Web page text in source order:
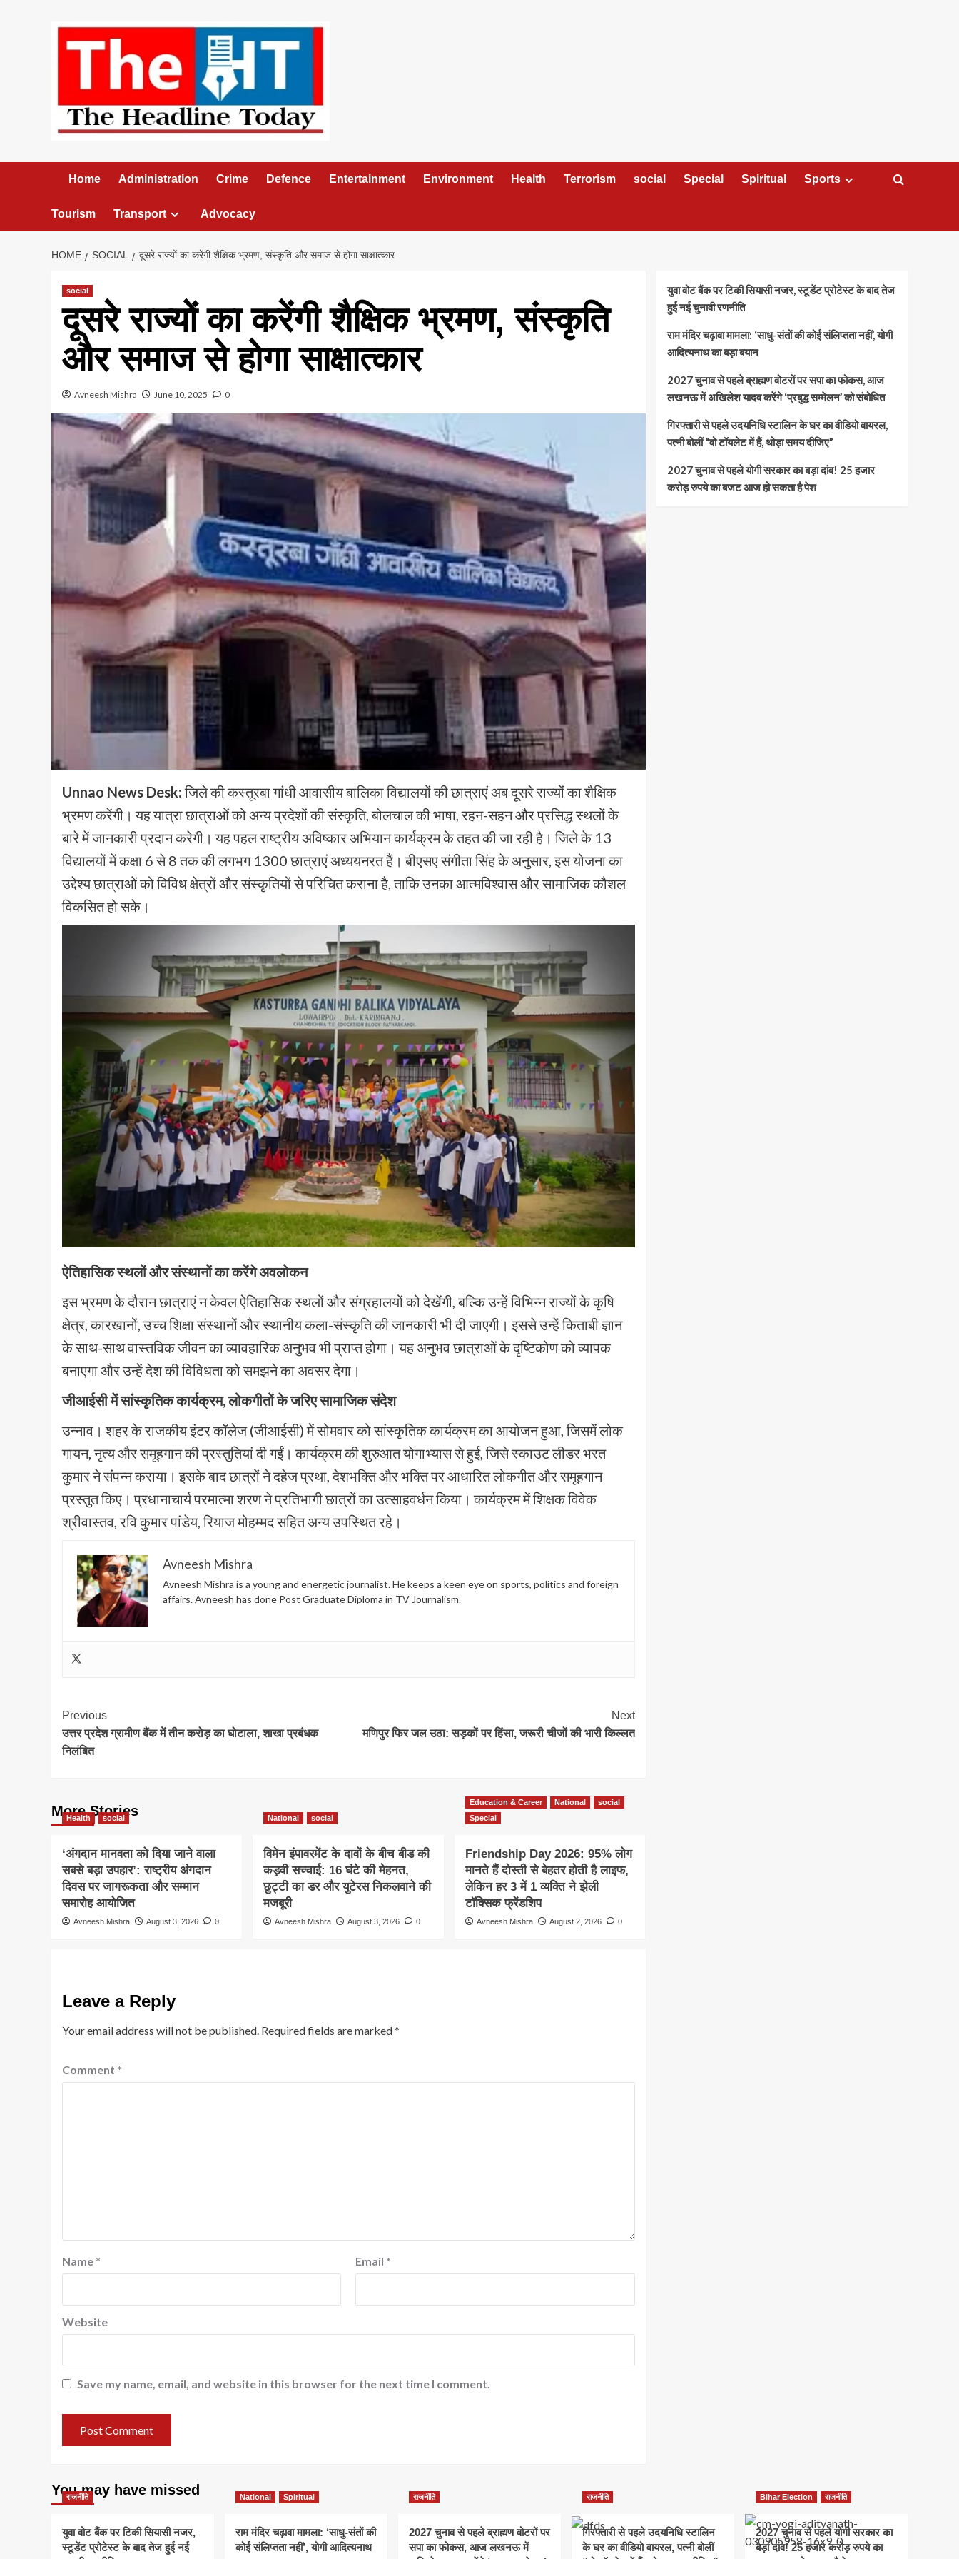
Home Administration Crime Defence Entertainment Environment Health Terrorism social Special Spiritual Sports
Tourism Transport Advocacy
HOME SOCIAL दूसरे राज्यों का करेंगी शैक्षिक भ्रमण, संस्कृति और समाज से होगा साक्षात्कार
social
दूसरे राज्यों का करेंगी शैक्षिक भ्रमण, संस्कृति
और समाज से होगा साक्षात्कार
Avneesh Mishra June 10, 2025 0
Unnao News Desk:जिले की कस्तूरबा गांधी आवासीय बालिका विद्यालयों की छात्राएं अब दूसरे राज्यों का शैक्षिक
भ्रमण करेंगी। यह यात्रा छात्राओं को अन्य प्रदेशों की संस्कृति, बोलचाल की भाषा, रहन-सहन और प्रसिद्ध स्थलों के
बारे में जानकारी प्रदान करेगी। यह पहल राष्ट्रीय अविष्कार अभियान कार्यक्रम के तहत की जा रही है। जिले के 13
विद्यालयों में कक्षा 6 से 8 तक की लगभग 1300 छात्राएं अध्ययनरत हैं। बीएसए संगीता सिंह के अनुसार, इस योजना का
उद्देश्य छात्राओं को विविध क्षेत्रों और संस्कृतियों से परिचित कराना है, ताकि उनका आत्मविश्वास और सामाजिक कौशल
विकसित हो सके।
ऐतिहासिक स्थलों और संस्थानों का करेंगे अवलोकन
इस भ्रमण के दौरान छात्राएं न केवल ऐतिहासिक स्थलों और संग्रहालयों को देखेंगी, बल्कि उन्हें विभिन्न राज्यों के कृषि
क्षेत्र, कारखानों, उच्च शिक्षा संस्थानों और स्थानीय कला-संस्कृति की जानकारी भी दी जाएगी। इससे उन्हें किताबी ज्ञान
के साथ-साथ वास्तविक जीवन का व्यावहारिक अनुभव भी प्राप्त होगा। यह अनुभव छात्राओं के दृष्टिकोण को व्यापक
बनाएगा और उन्हें देश की विविधता को समझने का अवसर देगा।
जीआईसी में सांस्कृतिक कार्यक्रम, लोकगीतों के जरिए सामाजिक संदेश
उन्नाव। शहर के राजकीय इंटर कॉलेज (जीआईसी) में सोमवार को सांस्कृतिक कार्यक्रम का आयोजन हुआ, जिसमें लोक
गायन, नृत्य और समूहगान की प्रस्तुतियां दी गईं। कार्यक्रम की शुरुआत योगाभ्यास से हुई, जिसे स्काउट लीडर भरत
कुमार ने संपन्न कराया। इसके बाद छात्रों ने दहेज प्रथा, देशभक्ति और भक्ति पर आधारित लोकगीत और समूहगान
प्रस्तुत किए। प्रधानाचार्य परमात्मा शरण ने प्रतिभागी छात्रों का उत्साहवर्धन किया। कार्यक्रम में शिक्षक विवेक
श्रीवास्तव, रवि कुमार पांडेय, रियाज मोहम्मद सहित अन्य उपस्थित रहे।
Avneesh Mishra
Avneesh Mishra is a young and energetic journalist. He keeps a keen eye on sports, politics and foreign
affairs. Avneesh has done Post Graduate Diploma in TV Journalism.
Post
Navigation
Previous
उत्तर प्रदेश ग्रामीण बैंक में तीन करोड़ का घोटाला, शाखा प्रबंधक
निलंबित
Next
मणिपुर फिर जल उठा: सड़कों पर हिंसा, जरूरी चीजों की भारी किल्लत
More Stories
Health social
‘अंगदान मानवता को दिया जाने वाला
सबसे बड़ा उपहार’: राष्ट्रीय अंगदान
दिवस पर जागरूकता और सम्मान
समारोह आयोजित
Avneesh Mishra August 3, 2026 0
National social
विमेन इंपावरमेंट के दावों के बीच बीड की
कड़वी सच्चाई: 16 घंटे की मेहनत,
छुट्टी का डर और युटेरस निकलवाने की
मजबूरी
Avneesh Mishra August 3, 2026 0
Education & Career National
social
Special
Friendship Day 2026: 95% लोग
मानते हैं दोस्ती से बेहतर होती है लाइफ,
लेकिन हर 3 में 1 व्यक्ति ने झेली
टॉक्सिक फ्रेंडशिप
Avneesh Mishra August 2, 2026 0
Leave a Reply
Your email address will not be published. Required fields are marked*
Comment *
Name * Email *
Website
Save my name, email, and website in this browser for the next time I comment.
युवा वोट बैंक पर टिकी सियासी नजर, स्टूडेंट प्रोटेस्ट के बाद तेज
हुई नई चुनावी रणनीति
राम मंदिर चढ़ावा मामला: ‘साधु-संतों की कोई संलिप्तता नहीं’, योगी
आदित्यनाथ का बड़ा बयान
2027 चुनाव से पहले ब्राह्मण वोटरों पर सपा का फोकस, आज
लखनऊ में अखिलेश यादव करेंगे ‘प्रबुद्ध सम्मेलन’ को संबोधित
गिरफ्तारी से पहले उदयनिधि स्टालिन के घर का वीडियो वायरल,
पत्नी बोलीं “वो टॉयलेट में हैं, थोड़ा समय दीजिए”
2027 चुनाव से पहले योगी सरकार का बड़ा दांव! 25 हजार
करोड़ रुपये का बजट आज हो सकता है पेश
You may have missed
राजनीति
युवा वोट बैंक पर टिकी सियासी नजर,
स्टूडेंट प्रोटेस्ट के बाद तेज हुई नई
National Spiritual
राम मंदिर चढ़ावा मामला: ‘साधु-संतों की
कोई संलिप्तता नहीं’, योगी आदित्यनाथ
राजनीति
2027 चुनाव से पहले ब्राह्मण वोटरों पर
सपा का फोकस, आज लखनऊ में
राजनीति
गिरफ्तारी से पहले उदयनिधि स्टालिन
के घर का वीडियो वायरल, पत्नी बोलीं
Bihar Election राजनीति
2027 चुनाव से पहले योगी सरकार का
बड़ा दांव! 25 हजार करोड़ रुपये का